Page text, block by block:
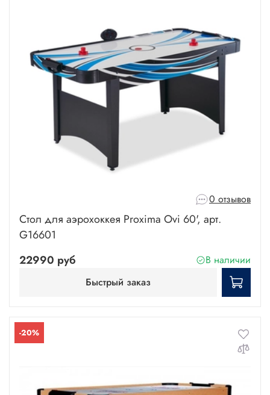
0 отзывов
Стол для аэрохоккея Proxima Ovi 60', арт.
G16601
22990 руб
В наличии
Быстрый заказ
-20%